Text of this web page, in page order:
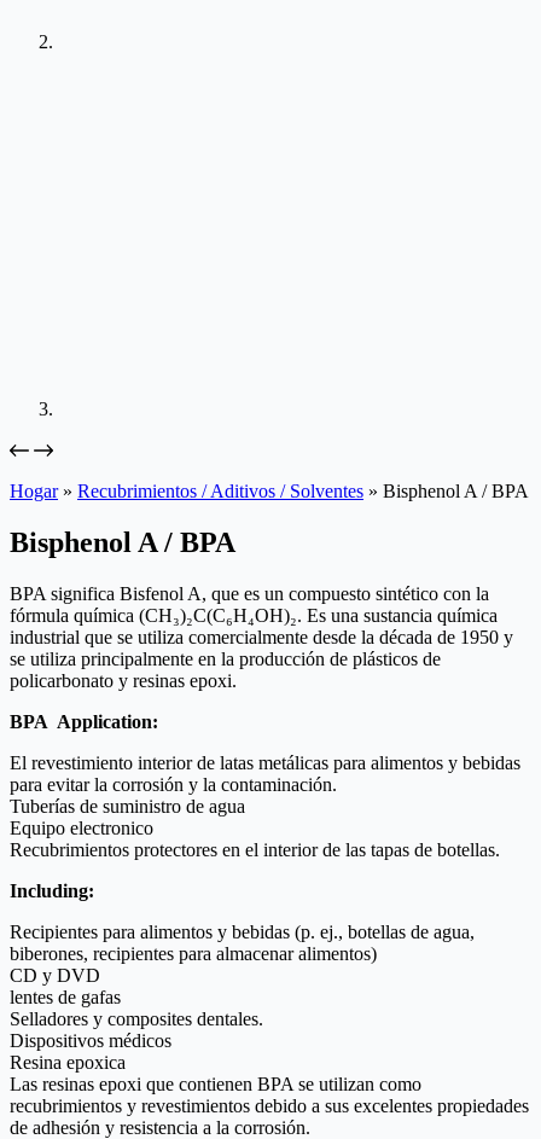
Hogar» Recubrimientos / Aditivos / Solventes » Bisphenol A / BPA
Bisphenol A / BPA
BPA significa Bisfenol A, que es un compuesto sintético con la
fórmula química (CH₃)₂C(C₆H₄OH)₂. Es una sustancia química
industrial que se utiliza comercialmente desde la década de 1950 y
se utiliza principalmente en la producción de plásticos de
policarbonato y resinas epoxi.
BPA Application:
El revestimiento interior de latas metálicas para alimentos y bebidas
para evitar la corrosión y la contaminación.
Tuberías de suministro de agua
Equipo electronico
Recubrimientos protectores en el interior de las tapas de botellas.
Including:
Recipientes para alimentos y bebidas (p. ej., botellas de agua,
biberones, recipientes para almacenar alimentos)
CD y DVD
lentes de gafas
Selladores y composites dentales.
Dispositivos médicos
Resina epoxica
Las resinas epoxi que contienen BPA se utilizan como
recubrimientos y revestimientos debido a sus excelentes propiedades
de adhesión y resistencia a la corrosión.